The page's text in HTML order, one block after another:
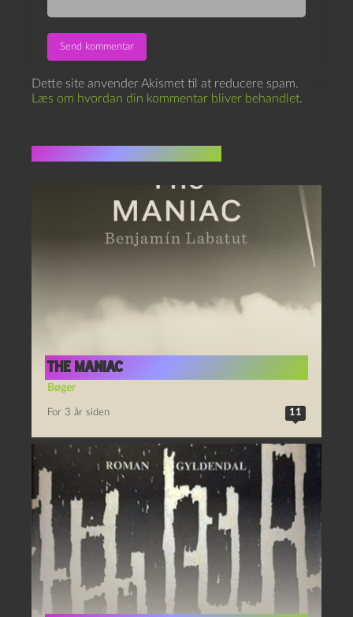
Dette site anvender Akismet til at reducere spam.
Læs om hvordan din kommentar bliver behandlet.
The Maniac
Bøger
For 3 år siden 11